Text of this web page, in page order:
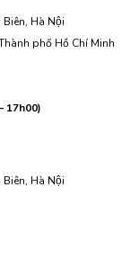
Hà Nội
phố Hồ Chí Minh
17h00)
Hà Nội